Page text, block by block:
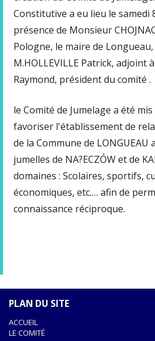
Constitutive a eu lieu le samedi
présence de Monsieur
Pologne, le maire de Longueau,
M.HOLLEVILLE Patrick, adjoint
Raymond, président du comité .
le Comité de Jumelage a été
favoriser l'établissement de
de la Commune de LONGUEAU
jumelles de NA?ECZÓW et de
domaines : Scolaires, sportifs,
économiques, etc.… afin de
connaissance réciproque.
PLAN DU SITE
ACCUEIL
LE COMITÉ